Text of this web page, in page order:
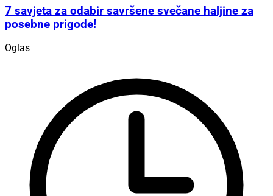
7 savjeta za odabir savršene svečane haljine za
posebne prigode!
Oglas